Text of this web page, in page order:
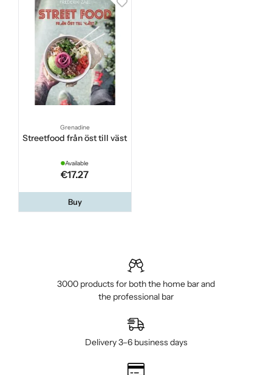
Grenadine
Streetfood från öst till väst
Available
€17.27
Buy
3000 products for both the home bar and
the professional bar
Delivery 3–6 business days